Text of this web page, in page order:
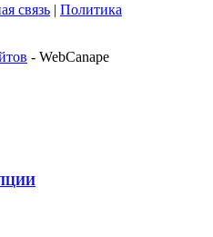
связь | Политика
- WebCanape